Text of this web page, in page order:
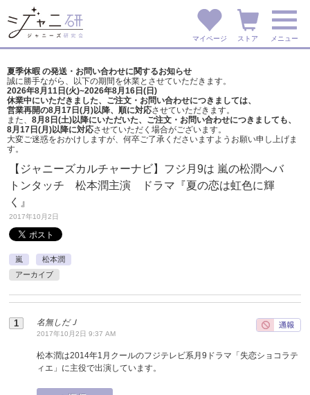
マイページ ストア メニュー
夏季休暇 の発送・お問い合わせに関するお知らせ
誠に勝手ながら、以下の期間を休業とさせていただきます。
2026年8月11日(火)~2026年8月16日(日)
休業中にいただきました、ご注文・お問い合わせにつきましては、
営業再開の8月17日(月)以降、順に対応させていただきます。
また、 8月8日(土)以降にいただいた、ご注文・ お問い合わせにつきましても、
8月17日(月)以降に対応させていただく場合がございます。
大変ご迷惑をおかけしますが、 何卒ご了承くださいますようお願い申し上げま
す。
【ジャニーズカルチャーナビ】フジ月9は 嵐の松潤へバ
トンタッチ 松本潤主演 ドラマ『夏の恋は虹色に輝
く』
2017年10月2日
嵐
松本潤
アーカイブ
名無しだＪ
2017年10月2日 9:37 AM
松本潤は2014年1月クールのフジテレビ系月9ドラマ「失恋ショコラテ
ィエ」に主役で出演しています。